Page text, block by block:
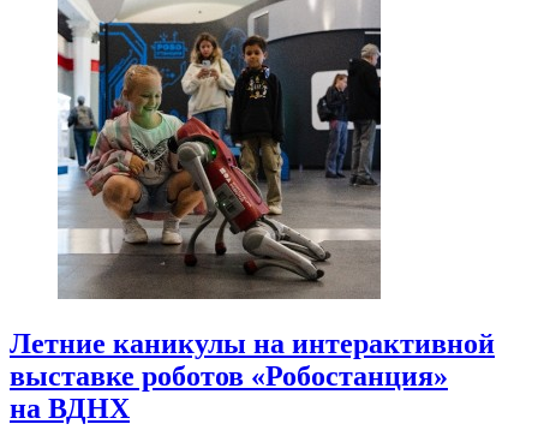
Летние каникулы на интерактивной
выставке роботов «Робостанция»
на ВДНХ